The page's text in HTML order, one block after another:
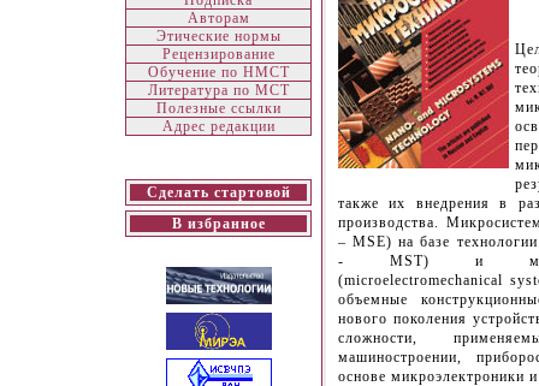
Авторам
Этические нормы
Рецензирование
Обучение по НМСТ
Литература по МСТ
Полезные ссылки
Адрес редакции
Сделать стартовой
В избранное
также их внедрения в
производства.
– MSE) на базе
- MST) и
(microelectromechanical
объемные
нового поколения
сложности,
машиностроении,
основе микроэлектроники